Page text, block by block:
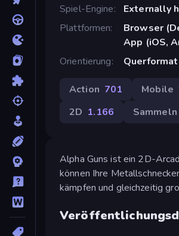
Spiel-Engine
Externally
Plattformen
Browser
App (iOS,
Orientierung
Querformat
Action 701 Mobile
2D 1.166 Sammeln
Alpha Guns ist ein 2D-
können Ihre
kämpfen und gleichzeitig